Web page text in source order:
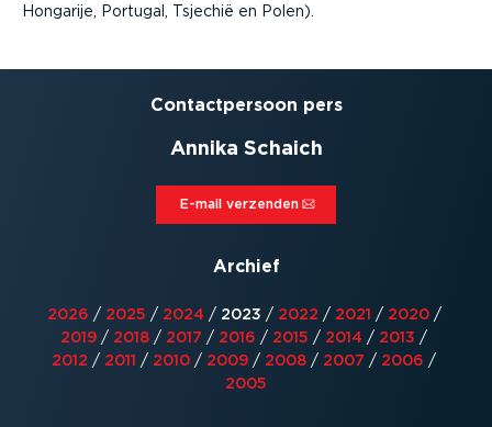
Hongarije, Portugal, Tsjechië en Polen).
Contact­persoon pers
Annika Schaich
E-mail verzenden⁠
Archief
2026 / 2025 / 2024 / 2023 / 2022 / 2021 / 2020/
2019 / 2018 / 2017 / 2016 / 2015 / 2014 / 2013 /
2012 / 2011 / 2010 / 2009 / 2008 / 2007 / 2006 /
2005